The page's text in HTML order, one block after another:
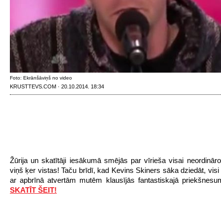
Foto: Ekrānšāviņš no video
KRUSTTEVS.COM · 20.10.2014. 18:34
Žūrija un skatītāji iesākumā smējās par vīrieša visai
viņš ķer vistas! Taču brīdī, kad Kevins Skiners sāka dziedāt, visi
ar apbrīnā atvertām mutēm klausījās fantastiskajā
SKATĪT ŠEIT!